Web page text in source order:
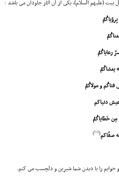
(علیهم السلام)، یکى از آن آثار جاودان مى باشد :
رعایاکُمُ
یغشاکُمُ
و مولاکُمُ
دنیاکم
خَطایاکُمُ
صفّاکم(
[15]
)
خوابم را با دیدن شما شیرین و دلچسب مى کنم.